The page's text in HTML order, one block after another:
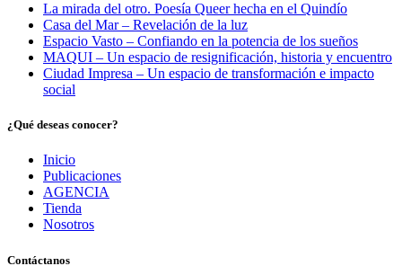
La mirada del otro. Poesía Queer hecha en el Quindío
Casa del Mar – Revelación de la luz
Espacio Vasto – Confiando en la potencia de los sueños
MAQUI – Un espacio de resignificación, historia y encuentro
Ciudad Impresa – Un espacio de transformación e impacto
social
¿Qué deseas conocer?
Inicio
Publicaciones
AGENCIA
Tienda
Nosotros
Contáctanos